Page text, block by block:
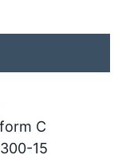
C
15